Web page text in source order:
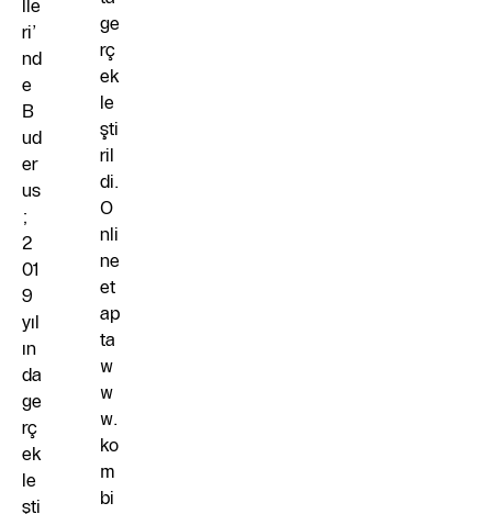
lle
ri’
nd
e
B
ud
er
us
;
2
01
9
yıl
ın
da
ge
rç
ek
le
şti
ge
rç
ek
le
şti
ril
di.
O
nli
ne
et
ap
ta
w
w
w.
ko
m
bi